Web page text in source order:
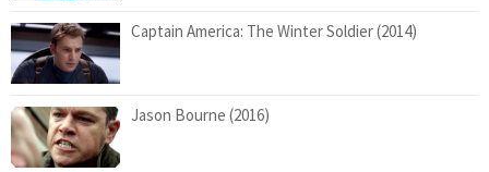
Captain America: The Winter Soldier (2014)
Jason Bourne (2016)